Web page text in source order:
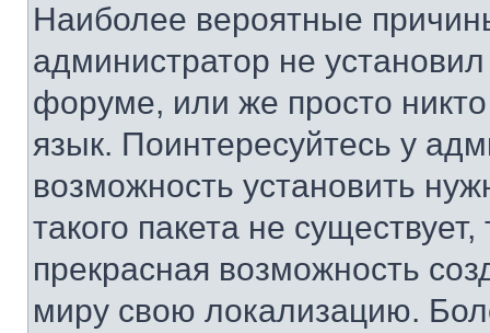
Наиболее вероятные
администратор не
форуме, или же просто
язык. Поинтересуйтесь у
возможность установить
такого пакета не
прекрасная возможность
миру свою локализацию.